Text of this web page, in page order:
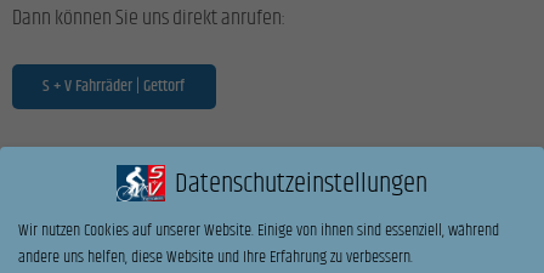
Dann können Sie uns direkt anrufen:
S + V Fahrräder | Gettorf
Datenschutzeinstellungen
Wir nutzen Cookies auf unserer Website. Einige von ihnen sind essenziell, während
andere uns helfen, diese Website und Ihre Erfahrung zu verbessern.